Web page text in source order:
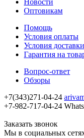
Новости
Оптовикам
Помощь
Условия оплаты
Условия доставки
Гарантия на
Вопрос-ответ
Обзоры
+7(343)271-04-24
+7-982-717-04-24
Заказать звонок
Мы в социальных